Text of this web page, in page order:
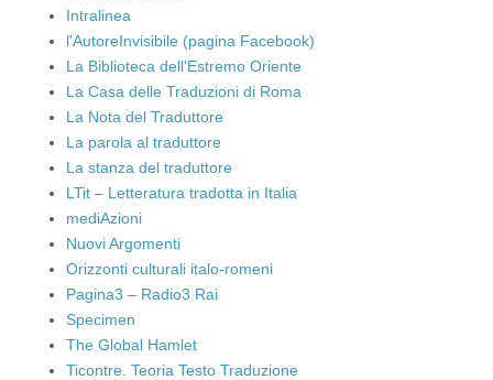
Intralinea
l'AutoreInvisibile (pagina Facebook)
La Biblioteca dell'Estremo Oriente
La Casa delle Traduzioni di Roma
La Nota del Traduttore
La parola al traduttore
La stanza del traduttore
LTit – Letteratura tradotta in Italia
mediAzioni
Nuovi Argomenti
Orizzonti culturali italo-romeni
Pagina3 – Radio3 Rai
Specimen
The Global Hamlet
Ticontre. Teoria Testo Traduzione